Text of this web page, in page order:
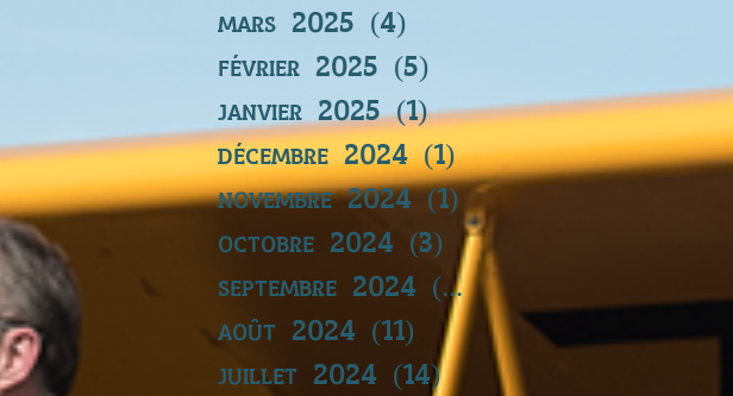
mars 2025 (4)
février 2025 (5)
janvier 2025 (1)1 post
décembre 2024 (1)1 post
novembre 2024 (1)1 post
octobre 2024 (3) 3 posts
septembre 2024 (11)
11 posts
août 2024 (11) 11 posts
juillet 2024 (14)14 posts